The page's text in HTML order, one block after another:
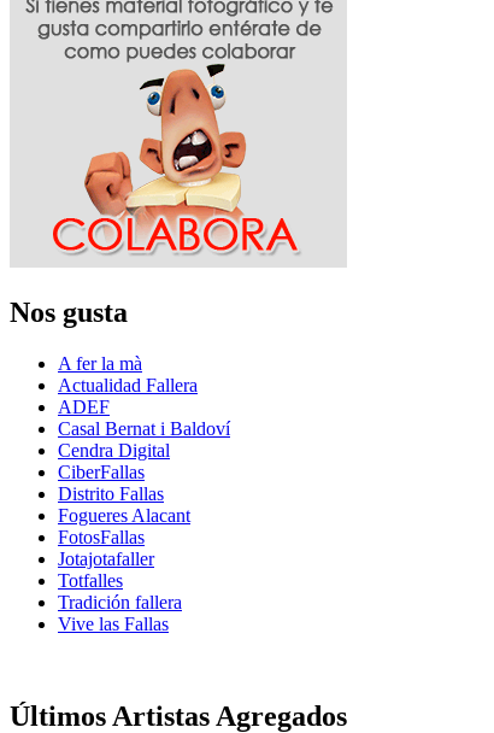
Nos gusta
A fer la mà
Actualidad Fallera
ADEF
Casal Bernat i Baldoví
Cendra Digital
CiberFallas
Distrito Fallas
Fogueres Alacant
FotosFallas
Jotajotafaller
Totfalles
Tradición fallera
Vive las Fallas
Últimos Artistas Agregados